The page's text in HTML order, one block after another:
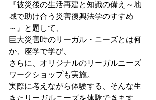
『被災後の生活再建と知識の備え～地
域で助け合う災害復興法学のすすめ
～』と題して、
巨大災害時のリーガル・ニーズとは何
か、座学で学び、
さらに、オリジナルのリーガルニーズ
ワークショップも実施。
実際に考えながら体験する、そんな生
きたリーガルニーズを体験できます。